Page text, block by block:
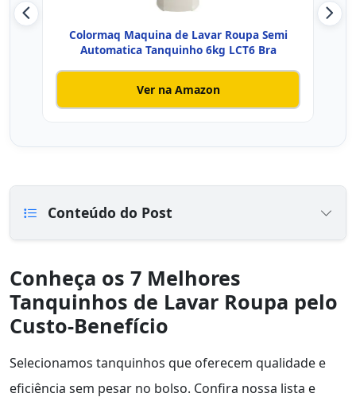
Colormaq Maquina de Lavar Roupa Semi
Automatica Tanquinho 6kg LCT6 Bra
Ver na Amazon
Conteúdo do Post
Conheça os 7 Melhores
Tanquinhos de Lavar Roupa pelo
Custo-Benefício
Selecionamos tanquinhos que oferecem qualidade e
eficiência sem pesar no bolso. Confira nossa lista e